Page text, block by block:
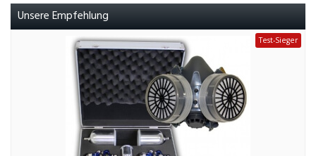
Unsere Empfehlung
Test-Sieger